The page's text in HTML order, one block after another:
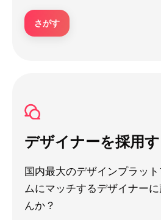
さがす
デザイナーを採用
国内最大のデザインプラッ
ムにマッチするデザイナー
んか？